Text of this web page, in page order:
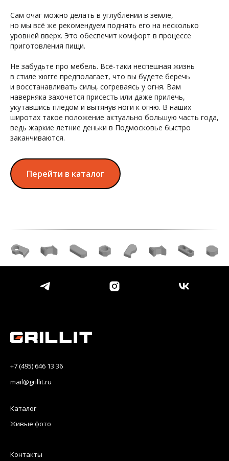
Сам очаг можно делать в углублении в земле,
но мы всё же рекомендуем поднять его на несколько
уровней вверх. Это обеспечит комфорт в процессе
приготовления пищи.
Не забудьте про мебель. Всё-таки неспешная жизнь
в стиле хюгге предполагает, что вы будете беречь
и восстанавливать силы, согреваясь у огня. Вам
наверняка захочется присесть или даже прилечь,
укутавшись пледом и вытянув ноги к огню. В наших
широтах такое положение актуально большую часть года,
ведь жаркие летние деньки в Подмосковье быстро
заканчиваются.
Перейти в каталог
+7 (495) 646 13 36
mail@grillit.ru
Живые фото
Каталог
Контакты